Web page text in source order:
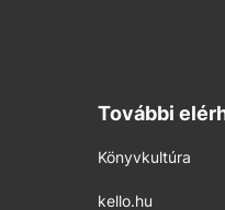
További
Könyvkultúra
kello.hu